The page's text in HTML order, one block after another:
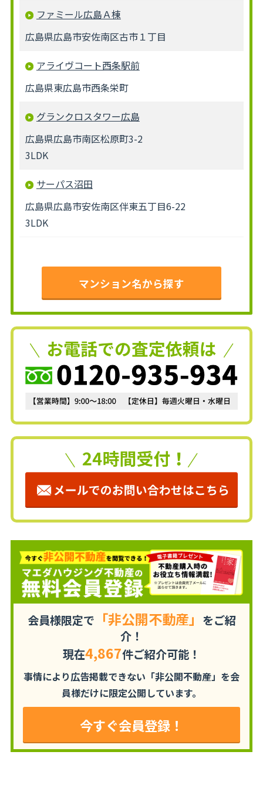
ファミール広島Ａ棟
広島県広島市安佐南区古市１丁目
アライヴコート西条駅前
広島県東広島市西条栄町
グランクロスタワー広島
広島県広島市南区松原町3-2
3LDK
サーパス沼田
広島県広島市安佐南区伴東五丁目6-22
3LDK
マンション名から探す
会員様限定で 「非公開不動産」 をご紹
介！
現在4,867件ご紹介可能！
事情により広告掲載できない「非公開不動産」を会
員様だけに限定公開しています。
今すぐ会員登録！